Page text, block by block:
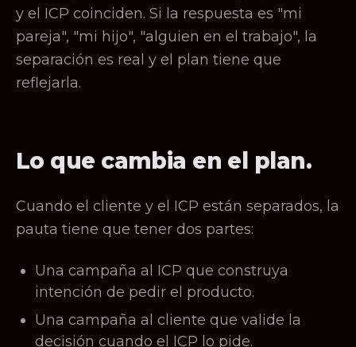
y el ICP coinciden. Si la respuesta es "mi
pareja", "mi hijo", "alguien en el trabajo", la
separación es real y el plan tiene que
reflejarla.
Lo que cambia en el plan.
Cuando el cliente y el ICP están separados, la
pauta tiene que tener dos partes:
Una campaña al ICP que construya
intención de pedir el producto.
Una campaña al cliente que valide la
decisión cuando el ICP lo pide.